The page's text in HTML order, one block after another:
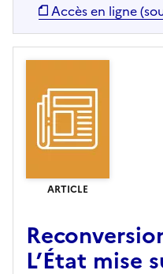
Accès en ligne
ARTICLE
L’État mise